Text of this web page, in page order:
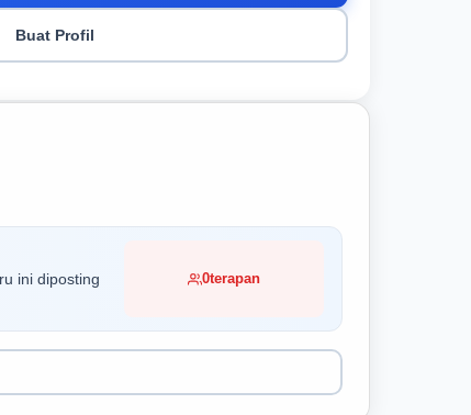
ini diposting 0terapan
Buat Profil